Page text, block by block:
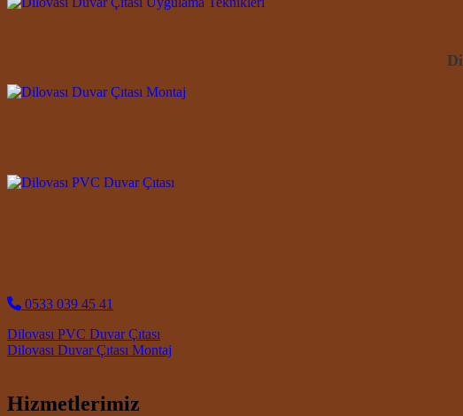
0533 039 45 41
Post navigation
Dilovası PVC Duvar Çıtası
Dilovası Duvar Çıtası Montaj
Hizmetlerimiz